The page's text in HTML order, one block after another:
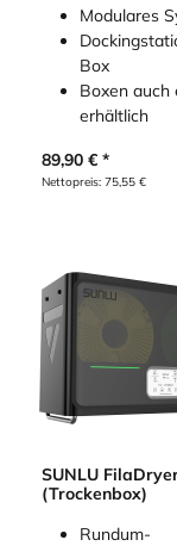
Modulares
Box
Boxen auch
erhältlich
89,90 €
Nettopreis: 75,55 €
SUNLU
(Trockenbox)
Rundum-